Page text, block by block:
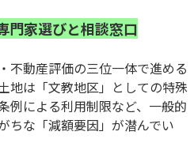
門家選びと相談窓口
不動産評価の三位一体で進める
地は「文教地区」としての特殊
例による利用制限など、一般的
ちな「減額要因」が潜んでい